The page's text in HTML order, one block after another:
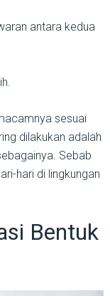
antara kedua
sesuai
dilakukan adalah
Sebab
hari di lingkungan
Bentuk